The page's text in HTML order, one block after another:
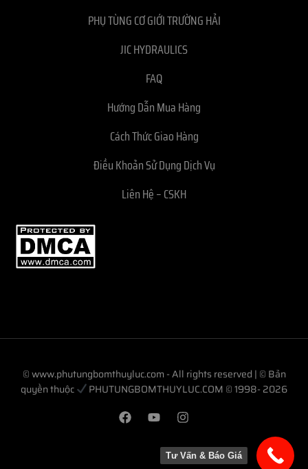
PHỤ TÙNG CƠ GIỚI TRƯỜNG HẢI
JIC HYDRAULICS
FAQ
Hướng Dẫn Mua Hàng
Cách Thức Giao Hàng
Điều Khoản Sử Dụng Dịch Vụ
Liên Hệ – CSKH
© www.phutungbomthuyluc.com - All rights reserved | © Bản
quyền thuộc
PHUTUNGBOMTHUYLUC.COM © 1998- 2026
Tư Vấn & Báo Giá